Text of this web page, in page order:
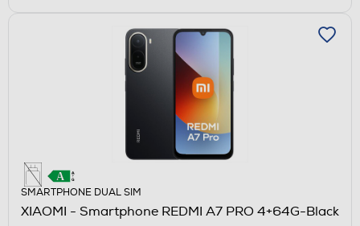
SMARTPHONE DUAL SIM
XIAOMI - Smartphone REDMI A7 PRO 4+64G-Black